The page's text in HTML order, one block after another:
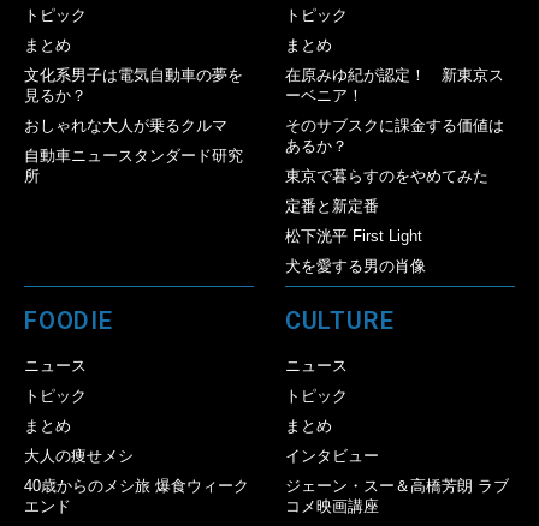
トピック
まとめ
文化系男子は電気自動車の夢を
見るか？
おしゃれな大人が乗るクルマ
自動車ニュースタンダード研究
所
トピック
まとめ
在原みゆ紀が認定！ 新東京ス
ーベニア！
そのサブスクに課金する価値は
あるか？
東京で暮らすのをやめてみた
定番と新定番
松下洸平 First Light
犬を愛する男の肖像
FOODIE
ニュース
トピック
まとめ
大人の痩せメシ
40歳からのメシ旅 爆食ウィーク
エンド
CULTURE
ニュース
トピック
まとめ
インタビュー
ジェーン・スー＆高橋芳朗 ラブ
コメ映画講座